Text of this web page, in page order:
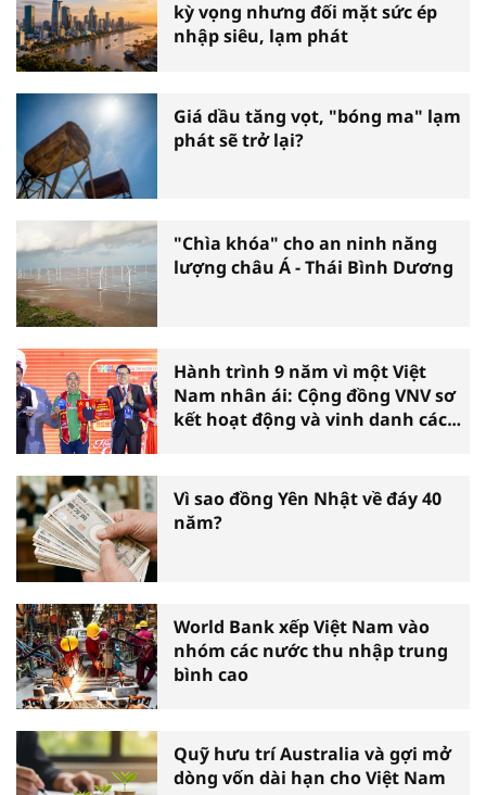
kỳ vọng nhưng đối mặt sức ép
nhập siêu, lạm phát
Giá dầu tăng vọt, "bóng ma" lạm
phát sẽ trở lại?
"Chìa khóa" cho an ninh năng
lượng châu Á - Thái Bình Dương
Hành trình 9 năm vì một Việt
Nam nhân ái: Cộng đồng VNV sơ
kết hoạt động và vinh danh các
Vì sao đồng Yên Nhật về đáy 40
năm?
World Bank xếp Việt Nam vào
nhóm các nước thu nhập trung
bình cao
Quỹ hưu trí Australia và gợi mở
dòng vốn dài hạn cho Việt Nam